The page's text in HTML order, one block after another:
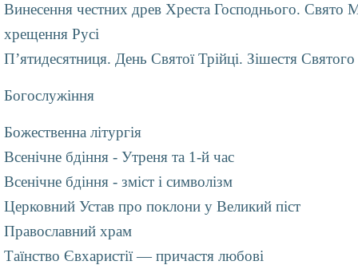
Винесення честних древ Хреста Господнього. Свято
хрещення Русі
П’ятидесятниця. День Святої Трійці. Зішестя
Богослужіння
Божественна літургія
Всенічне бдіння - Утреня та 1-й час
Всенічне бдіння - зміст і символізм
Церковний Устав про поклони у Великий піст
Православний храм
Таїнство Євхаристії — причастя любові